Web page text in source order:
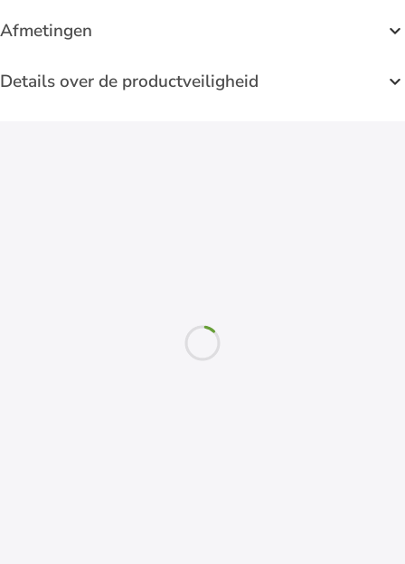
Afmetingen
Details over de productveiligheid